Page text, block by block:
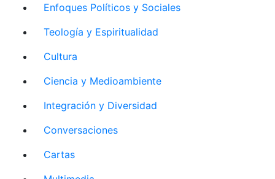
Enfoques Políticos y Sociales
Teología y Espiritualidad
Cultura
Ciencia y Medioambiente
Integración y Diversidad
Conversaciones
Cartas